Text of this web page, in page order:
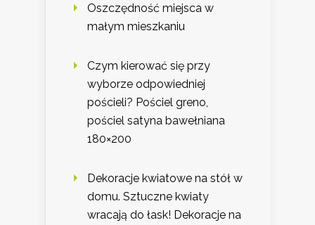
Oszczędność miejsca w
małym mieszkaniu
Czym kierować się przy
wyborze odpowiedniej
pościeli? Pościel greno,
pościel satyna bawełniana
180×200
Dekoracje kwiatowe na stół w
domu. Sztuczne kwiaty
wracają do łask! Dekoracje na